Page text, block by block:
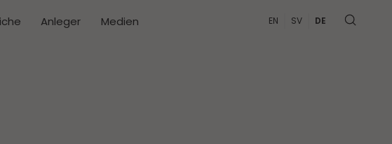
Anleger Medien EN SV DE